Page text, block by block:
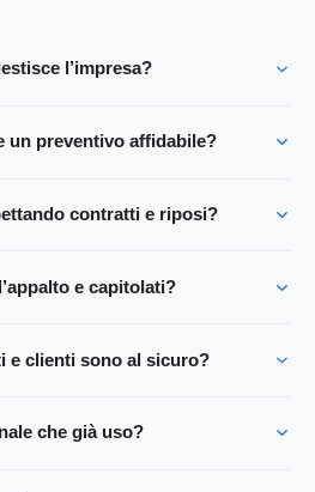
l’impresa?
un preventivo affidabile?
contratti e riposi?
e capitolati?
e clienti sono al sicuro?
che già uso?